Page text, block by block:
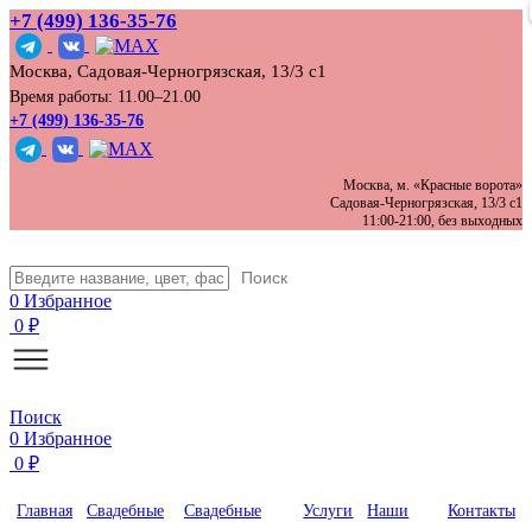
+7 (499) 136‑35‑76
Москва, Садовая-Черногрязская, 13/3 с1
Время работы: 11.00–21.00
+7 (499) 136-35-76
Москва, м. «Красные ворота»
Садовая-Черногрязская, 13/3 с1
11:00-21:00, без выходных
Поиск
0 Избранное
0 ₽
Поиск
0 Избранное
0 ₽
Главная
Свадебные
Свадебные
Услуги
Наши
Контакты